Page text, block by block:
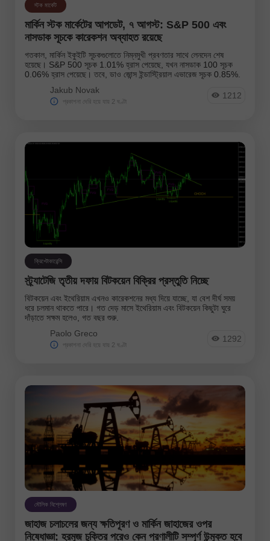
ফ্র্যাক্টাল বিশ্লেষণ
মোমবত্ত বিশ্লেষণ
মৌলিক বিশ্লেষণ
স্টক মার্কেট
উপকরণসমূহ:
GBPUSD
USDCHF USDCAD
USDJPY
EURNZD
Gold #USDX
বিশ্লেষক:
বিশ্লেষক তালিকায় ফিরে চলুন
Andreeva Natalia Bailey Laurie
স্টক মার্কেট
মার্কিন স্টক মার্কেটের আপডেট, ৭ আগস্ট: S&P 500 এবং
নাসডাক সূচকে কারেকশন অব্যাহত রয়েছে
গতকাল, মার্কিন ইকুইটি সূচকগুলোতে নিম্নমুখী প্রবণতার সাথে লেনদেন শেষ
হয়েছে। S&P 500 সূচক 1.01% হ্রাস পেয়েছে, যখন নাসডাক 100 সূচক
0.06% হ্রাস পেয়েছে। তবে, ডাও জোন্স ইন্ডাস্ট্রিয়াল এভারেজ সূচক 0.85%.
Jakub Novak
প্রকাশনা দেরি হয়ে যায় 2 ঘণ্টা
1212
ক্রিপ্টোকারেন্সি
স্ট্র্যাটেজি তৃতীয় দফায় বিটকয়েন বিক্রির প্রস্তুতি নিচ্ছে
বিটকয়েন এবং ইথেরিয়াম এখনও কারেকশনের মধ্য দিয়ে যাচ্ছে, যা বেশ দীর্ঘ সময়
ধরে চলমান থাকতে পারে। গত দেড় মাসে ইথেরিয়াম এবং বিটকয়েন কিছুটা ঘুরে
দাঁড়াতে সক্ষম হলেও, গত বছর শুরু.
Paolo Greco
প্রকাশনা দেরি হয়ে যায় 2 ঘণ্টা
1292
মৌলিক বিশ্লেষণ
জাহাজ চলাচলের জন্য ক্ষতিপূরণ ও মার্কিন জাহাজের ওপর
নিষেধাজ্ঞা: হরমুজ চুক্তির পরেও কেন প্রণালীটি সম্পূর্ণ উন্মুক্ত হবে